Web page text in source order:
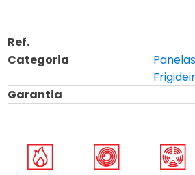
Ref.
Categoria
Panelas
Garantia